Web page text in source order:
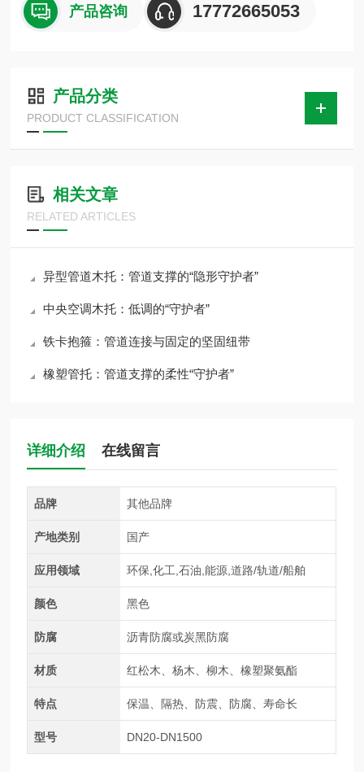
产品咨询 17772665053
产品分类
PRODUCT CLASSIFICATION
相关文章
RELATED ARTICLES
异型管道木托：管道支撑的“隐形守护者”
中央空调木托：低调的“守护者”
铁卡抱箍：管道连接与固定的坚固纽带
橡塑管托：管道支撑的柔性“守护者”
详细介绍 在线留言
品牌 其他品牌
产地类别 国产
应用领域 环保,化工,石油,能源,道路/轨道/船舶
颜色 黑色
防腐 沥青防腐或炭黑防腐
材质 红松木、杨木、柳木、橡塑聚氨酯
特点 保温、隔热、防震、防腐、寿命长
型号 DN20-DN1500